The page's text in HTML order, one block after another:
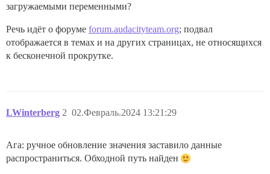
загружаемыми переменными?
Речь идёт о форуме forum.audacityteam.org; подвал
отображается в темах и на других страницах, не относящихся
к бесконечной прокрутке.
LWinterberg 02.Февраль.2024 13:21:29
2
Ага: ручное обновление значения заставило данные
распространиться. Обходной путь найден